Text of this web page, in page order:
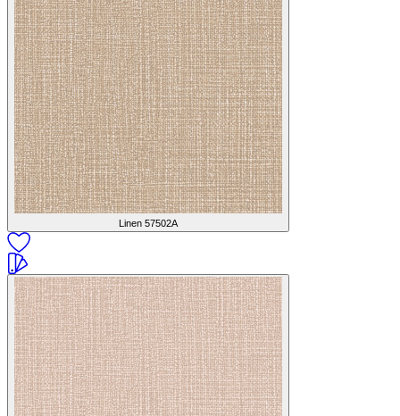
Linen 57502A